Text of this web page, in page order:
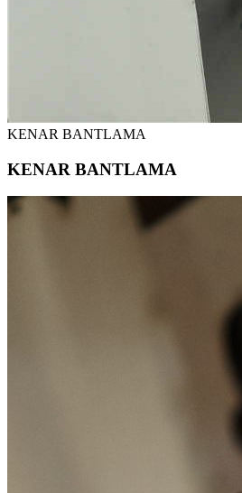
KENAR BANTLAMA
KENAR BANTLAMA